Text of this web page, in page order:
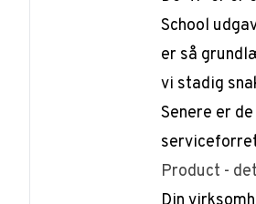
School
er så
vi stadig
Senere er
Product -